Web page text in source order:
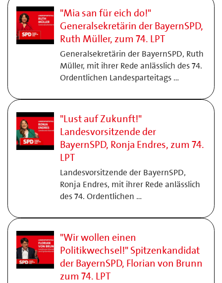
"Mia san für eich do!"
Generalsekretärin der BayernSPD,
Ruth Müller, zum 74. LPT
Generalsekretärin der BayernSPD, Ruth
Müller, mit ihrer Rede anlässlich des 74.
Ordentlichen Landesparteitags …
"Lust auf Zukunft!"
Landesvorsitzende der
BayernSPD, Ronja Endres, zum 74.
LPT
Landesvorsitzende der BayernSPD,
Ronja Endres, mit ihrer Rede anlässlich
des 74. Ordentlichen …
"Wir wollen einen
Politikwechsel!" Spitzenkandidat
der BayernSPD, Florian von Brunn
zum 74. LPT